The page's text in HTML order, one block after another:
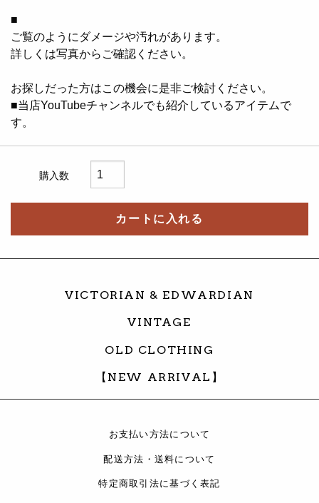
■
ご覧のようにダメージや汚れがあります。
詳しくは写真からご確認ください。
お探しだった方はこの機会に是非ご検討ください。
■当店YouTubeチャンネルでも紹介しているアイテムで
す。
購入数
カートに入れる
VICTORIAN & EDWARDIAN
VINTAGE
OLD CLOTHING
【NEW ARRIVAL】
お支払い方法について
配送方法・送料について
特定商取引法に基づく表記